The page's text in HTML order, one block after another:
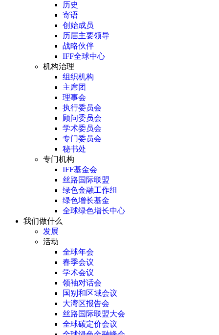
历史
寄语
创始成员
历届主要领导
战略伙伴
IFF全球中心
机构治理
组织机构
主席团
理事会
执行委员会
顾问委员会
学术委员会
专门委员会
秘书处
专门机构
IFF基金会
丝路国际联盟
绿色金融工作组
绿色增长基金
全球绿色增长中心
我们做什么
发展
活动
全球年会
春季会议
学术会议
领袖对话会
国别和区域会议
大湾区报告会
丝路国际联盟大会
全球碳定价会议